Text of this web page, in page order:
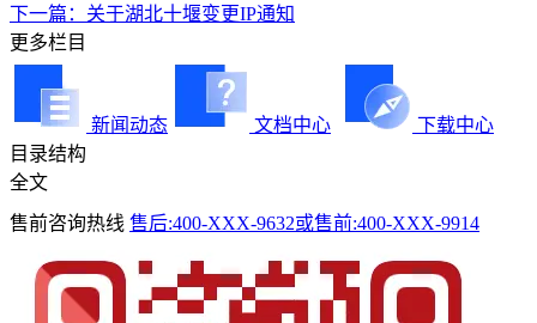
下一篇：关于湖北十堰变更IP通知
更多栏目
新闻动态 文档中心
下载中心
目录结构
全文
售前咨询热线 售后:400-XXX-9632或售前:400-XXX-9914